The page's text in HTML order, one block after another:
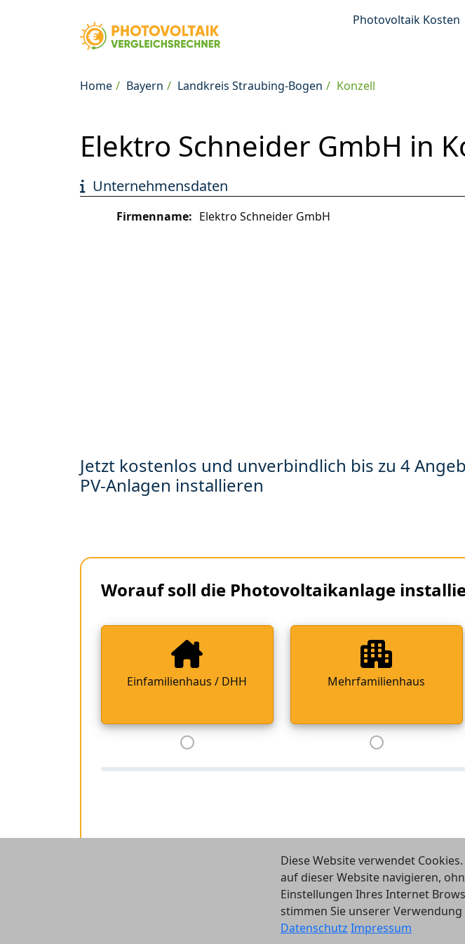
Photovoltaik Kosten
Home Bayern Landkreis Straubing-Bogen Konzell
Elektro Schneider GmbH in
Unternehmensdaten
Firmenname: Elektro Schneider GmbH
Jetzt kostenlos und unverbindlich bis zu 4
PV-Anlagen installieren
Worauf soll die Photovoltaikanlage
Einfamilienhaus / DHH Mehrfamilienhaus
© 2026 Vergleichsrechner24 GmbH
Diese Website verwendet
auf dieser Website navigieren,
Einstellungen Ihres Internet
stimmen Sie unserer Verwendung
Datenschutz Impressum